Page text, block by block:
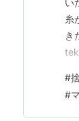
い
糸
き
っ
心
#
#